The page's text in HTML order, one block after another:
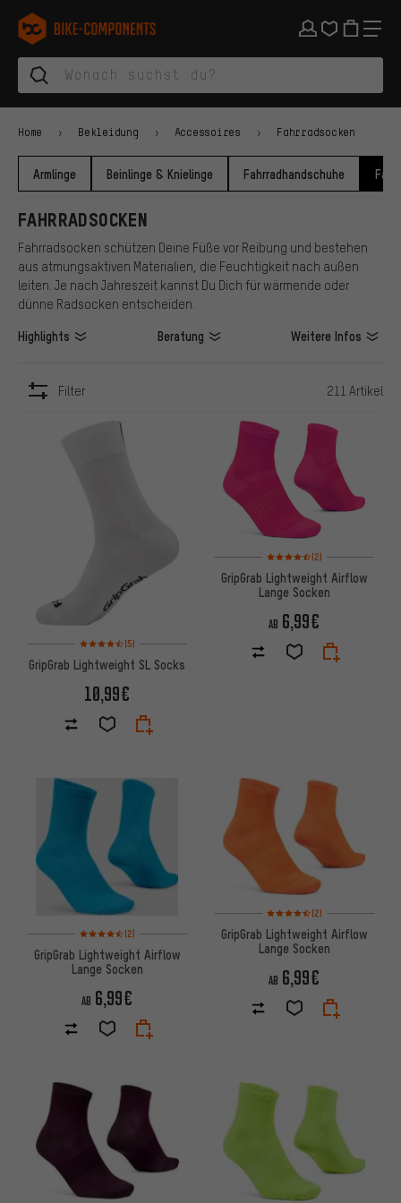
Zur Hauptnavigation springen
Zur Kategorienavigation springen
Zum Inhalt springen
Zu Marken und Newsletter springen
Zur Fußzeile springen
bike-components.de Startseite
Home Bekleidung Accessoires Fahrradsocken
Armlinge Beinlinge & Knielinge Fahrradhandschuhe
FAHRRADSOCKEN
Fahrradsocken schützen Deine Füße vor Reibung und bestehen
aus atmungsaktiven Materialien, die Feuchtigkeit nach außen
leiten. Je nach Jahreszeit kannst Du Dich für wärmende oder
dünne Radsocken entscheiden.
Highlights Beratung Weitere Infos
Filter 211 Artikel
Bewertungen: 4,5 von 5 basierend auf 5 Bewertungen
(5)
GripGrab Lightweight SL Socks
10,99€
Bewertungen: 4,5 von 5
(2)
GripGrab Lightweight Airflow
Lange Socken
AB 6,99€
Bewertungen: 4,5 von 5 basierend auf 2 Bewertungen
(2)
GripGrab Lightweight Airflow
Lange Socken
AB 6,99€
Bewertungen: 4,5 von 5
(2)
GripGrab Lightweight Airflow
Lange Socken
AB 6,99€